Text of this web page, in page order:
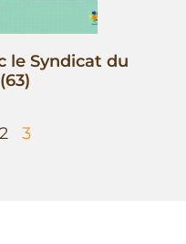
le Syndicat du
2 3